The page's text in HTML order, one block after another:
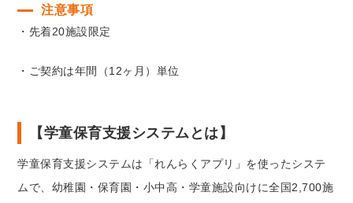
注意事項
・先着20施設限定
・ご契約は年間（12ヶ月）単位
【学童保育支援システムとは】
学童保育支援システムは「れんらくアプリ」を使ったシステ
ムで、幼稚園・保育園・小中高・学童施設向けに全国2,700施